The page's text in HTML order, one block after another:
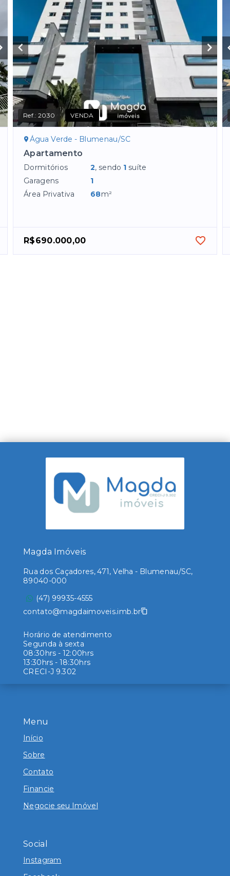
Ref.:2030 VENDA
Água Verde - Blumenau/SC
Apartamento
Dormitórios 2, sendo 1 suíte
Garagens
1
Área Privativa
68m²
R$690.000,00
Menu
Início
Sobre
Contato
Financie
Negocie seu Imóvel
Social
Instagram
Magda Imóveis
Rua dos Caçadores, 471, Velha - Blumenau/SC,
89040-000
(47) 99935-4555
contato@magdaimoveis.imb.br
Horário de atendimento
Segunda à sexta
08:30hrs - 12:00hrs
13:30hrs - 18:30hrs
CRECI-J 9.302